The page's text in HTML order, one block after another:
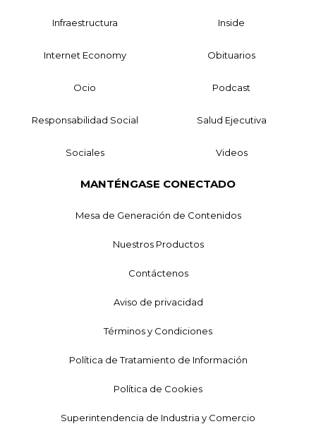
Infraestructura Inside
Internet Economy Obituarios
Ocio Podcast
Responsabilidad Social Salud Ejecutiva
Sociales Videos
MANTÉNGASE CONECTADO
Mesa de Generación de Contenidos
Nuestros Productos
Contáctenos
Aviso de privacidad
Términos y Condiciones
Política de Tratamiento de Información
Política de Cookies
Superintendencia de Industria y Comercio